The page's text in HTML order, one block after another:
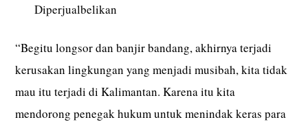
Diperjualbelikan
“Begitu longsor dan banjir bandang, akhirnya terjadi
kerusakan lingkungan yang menjadi musibah, kita tidak
mau itu terjadi di Kalimantan. Karena itu kita
mendorong penegak hukum untuk menindak keras para